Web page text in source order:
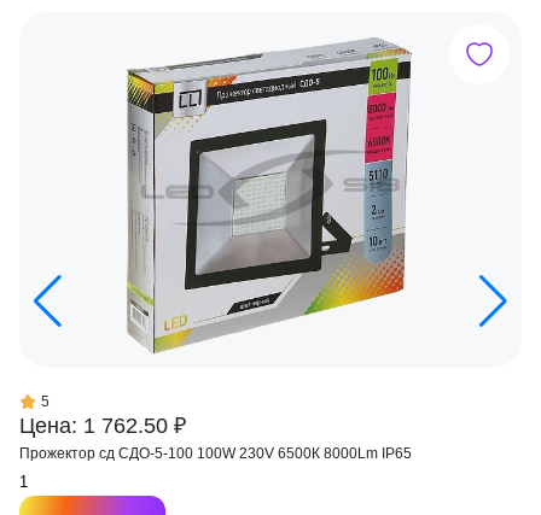
Цена: 1 762.50 ₽
5
Прожектор сд СДО-5-100 100W 230V 6500К 8000Lm IP65